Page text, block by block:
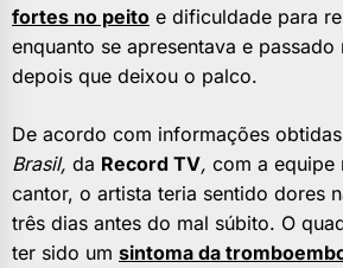
fortes no peito e dificuldade para
enquanto se apresentava e passado
depois que deixou o palco.
De acordo com informações
Brasil, da Record TV, com a equipe
cantor, o artista teria sentido dores
três dias antes do mal súbito. O
ter sido um sintoma da